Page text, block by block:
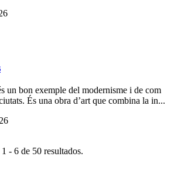
un bon exemple del modernisme i de com
És una obra d’art que combina la in...
- 6 de 50 resultados.